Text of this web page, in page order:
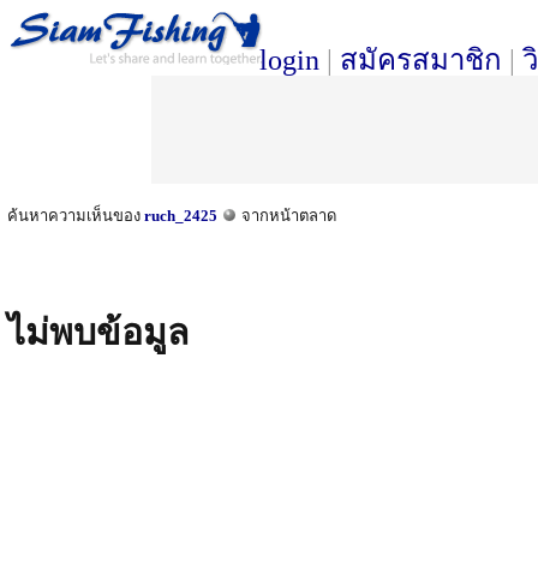
login | สมัครสมาชิก |
ค้นหาความเห็นของ ruch_2425 จากหน้าตลาด
ไม่พบข้อมูล